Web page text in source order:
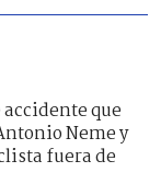
accidente que
Neme y
fuera de